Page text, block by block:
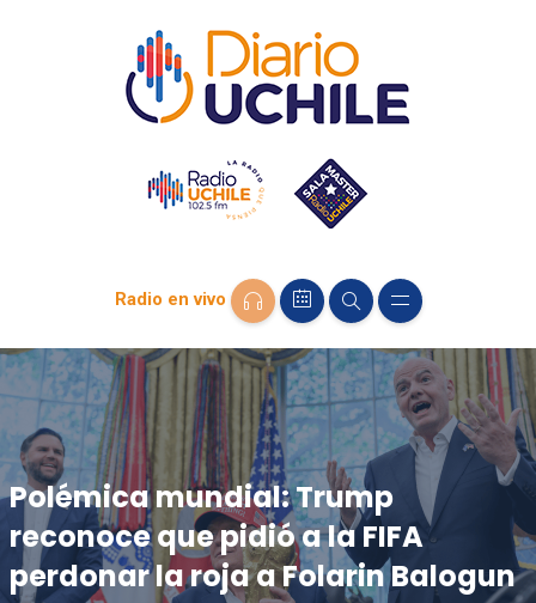
Radio en vivo
Polémica mundial: Trump
reconoce que pidió a la FIFA
perdonar la roja a Folarin Balogun